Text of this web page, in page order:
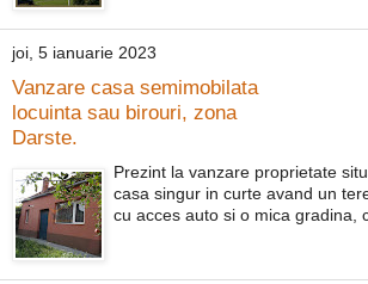
joi, 5 ianuarie 2023
Vanzare casa semimobilata
locuinta sau birouri, zona
Darste.
Prezint la vanzare proprietate
casa singur in curte avand un
cu acces auto si o mica gradina,